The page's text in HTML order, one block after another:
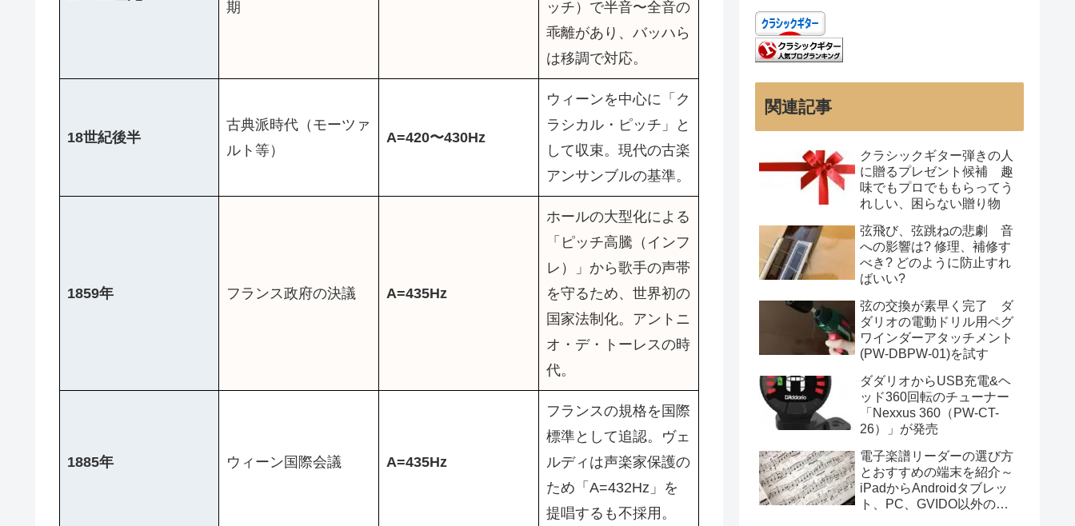
期
ッチ）で半音〜全音の
乖離があり、バッハら
は移調で対応。
18世紀後半
古典派時代（モーツァ
ルト等）
A=420〜430Hz
ウィーンを中心に「ク
ラシカル・ピッチ」と
して収束。現代の古楽
アンサンブルの基準。
1859年 フランス政府の決議 A=435Hz
ホールの大型化による
「ピッチ高騰（インフ
レ）」から歌手の声帯
を守るため、世界初の
国家法制化。アントニ
オ・デ・トーレスの時
代。
1885年 ウィーン国際会議 A=435Hz
フランスの規格を国際
標準として追認。ヴェ
ルディは声楽家保護の
ため「A=432Hz」を
提唱するも不採用。
関連記事
クラシックギター弾きの人
に贈るプレゼント候補 趣
味でもプロでももらってう
れしい、困らない贈り物
弦飛び、弦跳ねの悲劇 音
への影響は? 修理、補修す
べき? どのように防止すれ
ばいい?
弦の交換が素早く完了 ダ
ダリオの電動ドリル用ペグ
ワインダーアタッチメント
(PW-DBPW-01)を試す
ダダリオからUSB充電&ヘ
ッド360回転のチューナー
「Nexxus 360（PW-CT-
26）」が発売
電子楽譜リーダーの選び方
とおすすめの端末を紹介～
iPadからAndroidタブレッ
ト、PC、GVIDO以外の専